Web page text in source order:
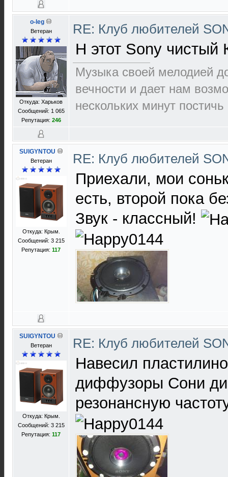
o-leg
Ветеран
Откуда: Харьков
Сообщений: 1 065
Репутация: 246
RE: Клуб любителей
Н этот Sony чистый
Музыка своей мелодией
вечности и дает нам
нескольких минут
SUIGYNTOU
Ветеран
Откуда: Крым.
Сообщений: 3 215
Репутация: 117
RE: Клуб любителей
Приехали, мои
есть, второй пока
Звук - классный!
SUIGYNTOU
Ветеран
Откуда: Крым.
Сообщений: 3 215
Репутация: 117
RE: Клуб любителей
Навесил
диффузоры Сони
резонансную